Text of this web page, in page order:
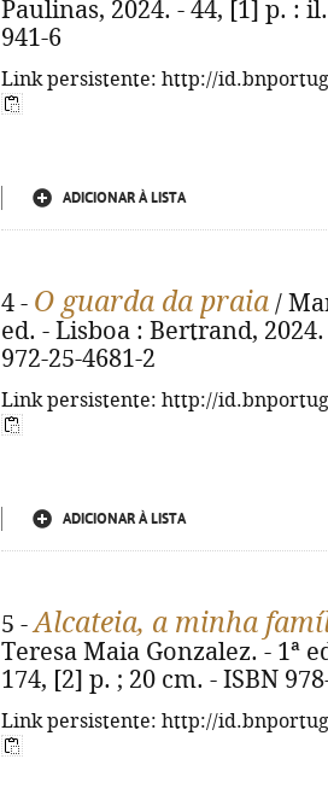
Paulinas, 2024. - 44, [1] p. :
941-6
Link persistente: http://
ADICIONAR À LISTA
4 - O guarda da praia /
ed. - Lisboa : Bertrand,
972-25-4681-2
Link persistente: http://
ADICIONAR À LISTA
5 -Alcateia, a minha
Teresa Maia Gonzalez. - 1ª
174, [2] p. ; 20 cm. - ISBN
Link persistente: http://